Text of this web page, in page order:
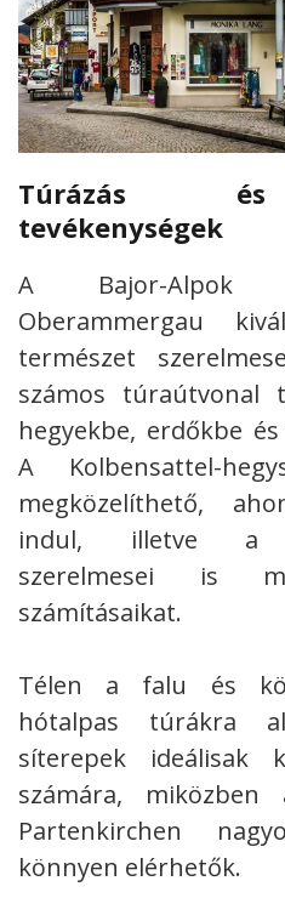
Túrázás és
tevékenységek
A Bajor-Alpok
Oberammergau
természet
számos túraútvonal
hegyekbe, erdőkbe
A Kolbensattel-
megközelíthető,
indul, illetve a
szerelmesei is
számításaikat.
Télen a falu és
hótalpas túrákra
síterepek ideálisak
számára, miközben
Partenkirchen
könnyen elérhetők.